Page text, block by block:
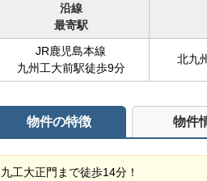
沿線
最寄駅
JR鹿児島本線
九州工大前駅徒歩9分
北九
物件の特徴 物件
九工大正門まで徒歩14分！